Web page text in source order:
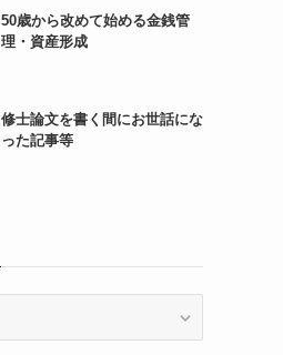
50歳から改めて始める金銭管
理・資産形成
修士論文を書く間にお世話にな
った記事等